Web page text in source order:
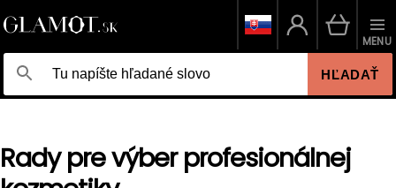
HĽADAŤ
MENU
Rady pre výber profesionálnej